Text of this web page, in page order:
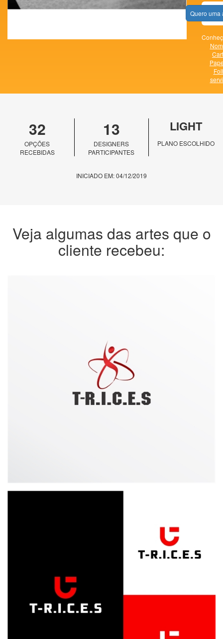
Quero uma
32
OPÇÕES
RECEBIDAS
13
DESIGNERS
PARTICIPANTES
LIGHT
PLANO ESCOLHIDO
INICIADO EM: 04/12/2019
Veja algumas das artes que o
cliente recebeu: